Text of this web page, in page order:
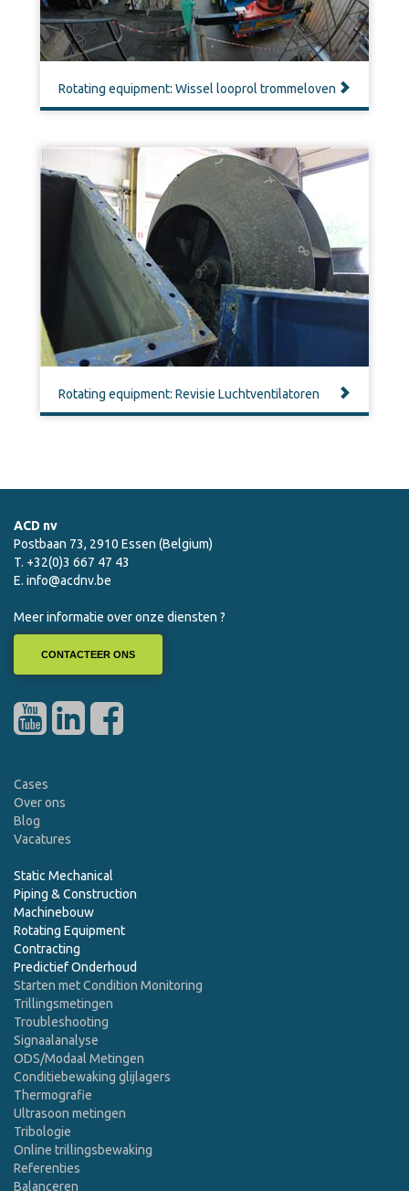
Rotating equipment: Wissel looprol trommeloven
Rotating equipment: Revisie Luchtventilatoren
ACD nv
Postbaan 73, 2910 Essen (Belgium)
T. +32(0)3 667 47 43
E. info@acdnv.be
Meer informatie over onze diensten ?
CONTACTEER ONS
Cases
Over ons
Blog
Vacatures
Static Mechanical
Piping & Construction
Machinebouw
Rotating Equipment
Contracting
Predictief Onderhoud
Starten met Condition Monitoring
Trillingsmetingen
Troubleshooting
Signaalanalyse
ODS/Modaal Metingen
Conditiebewaking glijlagers
Thermografie
Ultrasoon metingen
Tribologie
Online trillingsbewaking
Referenties
Balanceren